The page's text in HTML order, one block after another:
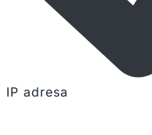
IP adresa